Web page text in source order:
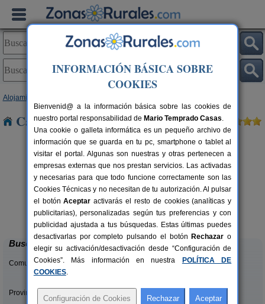
Alojamientos
Casas Rurales cerca de Matasejun
8-16 pers.
desde25 €
Casa Rural Julito
Garray (Soria)
Buscar
Comunidades:
Provincias/Islas:
INFORMACIÓN BÁSICA SOBRE
COOKIES
Bienvenid@ a la información básica sobre las cookies de
nuestro portal responsabilidad de Mario Temprado Casas.
Una cookie o galleta informática es un pequeño archivo de
información que se guarda en tu pc, smartphone o tablet al
visitar el portal. Algunas son nuestras y otras pertenecen a
empresas externas que nos prestan servicios. Las activadas
y necesarias para que todo funcione correctamente son las
Cookies Técnicas y no necesitan de tu autorización. Al pulsar
el botónAceptar activarás el resto de cookies (analíticas y
publicitarias), personalizadas según tus preferencias y con
publicidad ajustada a tus búsquedas. Estas últimas puedes
desactivarlas por completo pulsando el botón Rechazar o
elegir su activación/desactivación desde “Configuración de
Cookies”. Más información en nuestra
POLÍTICA DE
COOKIES.